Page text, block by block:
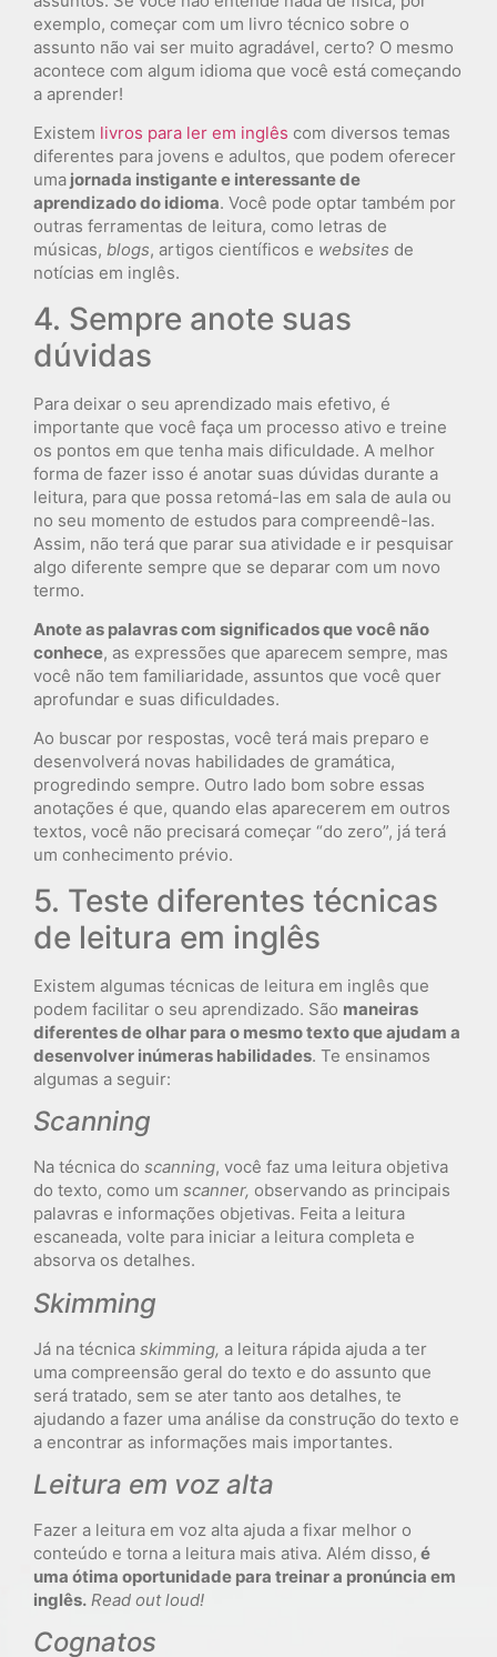
exemplo, começar com um livro técnico sobre o
assunto não vai ser muito agradável, certo? O mesmo
acontece com algum idioma que você está começando
a aprender!
Existem livros para ler em inglês com diversos temas
diferentes para jovens e adultos, que podem oferecer
uma jornada instigante e interessante de
aprendizado do idioma. Você pode optar também por
outras ferramentas de leitura, como letras de
músicas, blogs, artigos científicos e websites de
notícias em inglês.
4. Sempre anote suas
dúvidas
Para deixar o seu aprendizado mais efetivo, é
importante que você faça um processo ativo e treine
os pontos em que tenha mais dificuldade. A melhor
forma de fazer isso é anotar suas dúvidas durante a
leitura, para que possa retomá-las em sala de aula ou
no seu momento de estudos para compreendê-las.
Assim, não terá que parar sua atividade e ir pesquisar
algo diferente sempre que se deparar com um novo
termo.
Anote as palavras com significados que você não
conhece, as expressões que aparecem sempre, mas
você não tem familiaridade, assuntos que você quer
aprofundar e suas dificuldades.
Ao buscar por respostas, você terá mais preparo e
desenvolverá novas habilidades de gramática,
progredindo sempre. Outro lado bom sobre essas
anotações é que, quando elas aparecerem em outros
textos, você não precisará começar “do zero”, já terá
um conhecimento prévio.
5. Teste diferentes técnicas
de leitura em inglês
Existem algumas técnicas de leitura em inglês que
podem facilitar o seu aprendizado. São maneiras
diferentes de olhar para o mesmo texto que ajudam a
desenvolver inúmeras habilidades. Te ensinamos
algumas a seguir:
Scanning
Na técnica do scanning, você faz uma leitura objetiva
do texto, como um scanner, observando as principais
palavras e informações objetivas. Feita a leitura
escaneada, volte para iniciar a leitura completa e
absorva os detalhes.
Skimming
Já na técnica skimming, a leitura rápida ajuda a ter
uma compreensão geral do texto e do assunto que
será tratado, sem se ater tanto aos detalhes, te
ajudando a fazer uma análise da construção do texto e
a encontrar as informações mais importantes.
Leitura em voz alta
Fazer a leitura em voz alta ajuda a fixar melhor o
conteúdo e torna a leitura mais ativa. Além disso, é
uma ótima oportunidade para treinar a pronúncia em
inglês. Read out loud!
Cognatos